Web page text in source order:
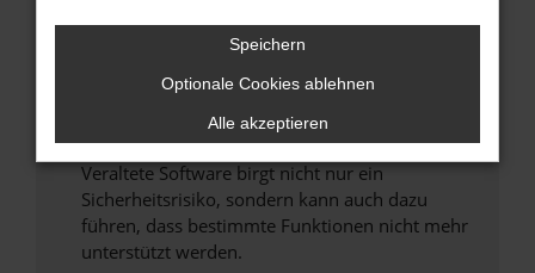
Das kann manchmal helfen, vorübergehende
Probleme zu beheben.
Stelle sicher, dass dein Browser und dein
Betriebssystem auf dem neuesten Stand
sind.
Veraltete Software birgt nicht nur ein
Sicherheitsrisiko, sondern kann auch dazu
führen, dass bestimmte Funktionen nicht mehr
unterstützt werden.
Speichern
Optionale Cookies ablehnen
Alle akzeptieren